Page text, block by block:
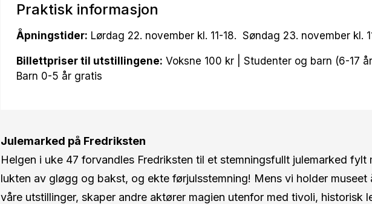
Praktisk informasjon
Åpningstider: Lørdag 22. november kl. 11-18. Søndag 23. november kl.
Billettpriser til utstillingene: Voksne 100 kr | Studenter og barn (6-17
Barn 0-5 år gratis
Julemarked på Fredriksten
Helgen i uke 47 forvandles Fredriksten til et stemningsfullt julemarked fylt
lukten av gløgg og bakst, og ekte førjulsstemning! Mens vi holder museet
våre utstillinger, skaper andre aktører magien utenfor med tivoli, historisk